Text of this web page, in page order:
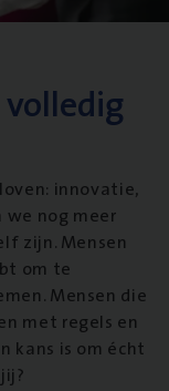
innovatie,
we nog meer
zijn. Mensen
om te
Mensen die
met regels en
kans is om écht